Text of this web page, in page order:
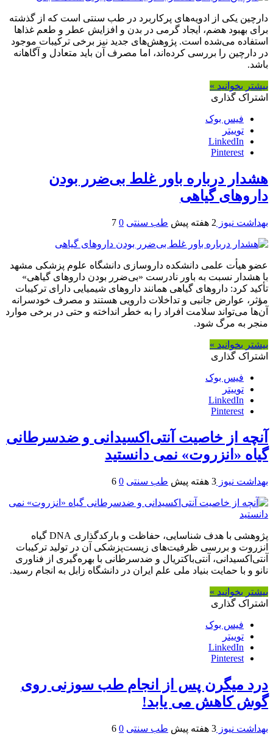
دارچین یکی از ادویه‌های پرکاربرد در طب سنتی است که از گذشته
برای بهبود هضم، ایجاد گرمی در بدن و افزایش عطر و طعم غذاها
استفاده می‌شده است. پژوهش‌های جدید نیز برخی ترکیبات موجود
در دارچین را بررسی کرده‌اند، اما مصرف آن باید متعادل و آگاهانه
باشد.
بیشتر بخوانید »
اشتراک گذاری
فیس بوک
توییتر
LinkedIn
Pinterest
هشدار درباره باور غلط بی‌ضرر بودن
داروهای گیاهی
بهداشت نیوز 2 هفته پیش طب سنتی 0
7
عضو هیأت علمی دانشکده داروسازی دانشگاه علوم پزشکی مشهد
با هشدار نسبت به باور نادرست «بی‌ضرر بودن داروهای گیاهی»
تأکید کرد: داروهای گیاهی همانند داروهای شیمیایی دارای ترکیبات
مؤثر، عوارض جانبی و تداخلات دارویی هستند و مصرف خودسرانه
آن‌ها می‌تواند سلامت افراد را به خطر انداخته و حتی در برخی موارد
منجر به مرگ شود.
بیشتر بخوانید »
اشتراک گذاری
فیس بوک
توییتر
LinkedIn
Pinterest
آنچه از خاصیت آنتی‌اکسیدانی و ضدسرطانی
گیاه «انزروت» نمی دانستید
بهداشت نیوز 3 هفته پیش طب سنتی 0
6
پژوهشی با هدف شناسایی، حفاظت و بارکدگذاری DNA گیاه
انزروت و بررسی ظرفیت‌های زیست‌پزشکی آن در تولید ترکیبات
آنتی‌اکسیدانی، آنتی‌باکتریال و ضدسرطانی با بهره‌گیری از فناوری
نانو و با حمایت بنیاد ملی علم ایران در دانشگاه زابل به انجام رسید.
بیشتر بخوانید »
اشتراک گذاری
فیس بوک
توییتر
LinkedIn
Pinterest
درد میگرن پس از انجام طب سوزنی روی
گوش کاهش می یابد!
بهداشت نیوز 3 هفته پیش طب سنتی 0
6